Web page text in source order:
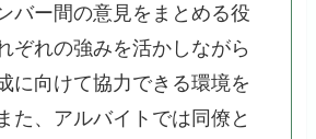
バー間の意見をまとめる役
ぞれの強みを活かしながら
に向けて協力できる環境を
た、アルバイトでは同僚と